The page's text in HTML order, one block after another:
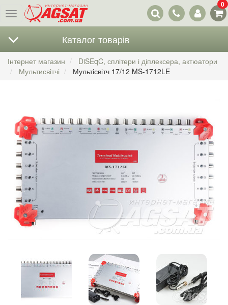
Меню
Наші
контакти
0
Каталог товарів
Інтернет магазин
DiSEqC, сплітери і діплексера, актюатори
Мультисвітчі
Мультісвітч 17/12 MS-1712LE